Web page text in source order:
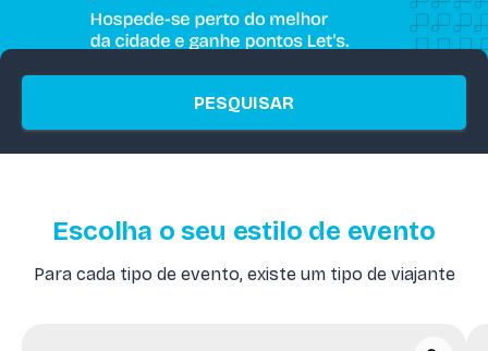
PESQUISAR
Escolha o seu estilo de evento
Para cada tipo de evento, existe um tipo de viajante